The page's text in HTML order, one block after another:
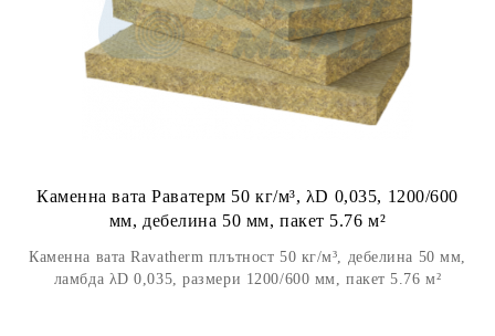
Каменна вата Раватерм 50 кг/м³, λD 0,035, 1200/600
мм, дебелина 50 мм, пакет 5.76 м²
Каменна вата Ravatherm плътност 50 кг/м³, дебелина 50 мм,
ламбда λD 0,035, размери 1200/600 мм, пакет 5.76 м²